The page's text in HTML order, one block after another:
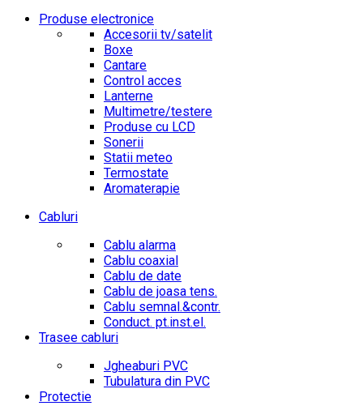
Produse electronice
Accesorii tv/satelit
Boxe
Cantare
Control acces
Lanterne
Multimetre/testere
Produse cu LCD
Sonerii
Statii meteo
Termostate
Aromaterapie
Cabluri
Cablu alarma
Cablu coaxial
Cablu de date
Cablu de joasa tens.
Cablu semnal.&contr.
Conduct. pt.inst.el.
Trasee cabluri
Jgheaburi PVC
Tubulatura din PVC
Protectie